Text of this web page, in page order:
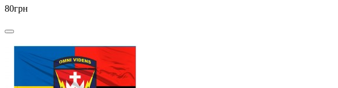
80грн